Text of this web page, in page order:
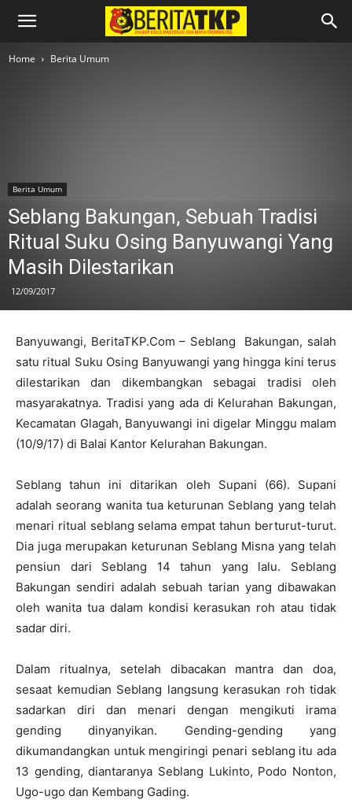
Home Berita Umum
Berita Umum
Seblang Bakungan, Sebuah Tradisi
Ritual Suku Osing Banyuwangi Yang
Masih Dilestarikan
12/09/2017
Banyuwangi, BeritaTKP.Com – Seblang Bakungan, salah
satu ritual Suku Osing Banyuwangi yang hingga kini terus
dilestarikan dan dikembangkan sebagai tradisi oleh
masyarakatnya. Tradisi yang ada di Kelurahan Bakungan,
Kecamatan Glagah, Banyuwangi ini digelar Minggu malam
(10/9/17) di Balai Kantor Kelurahan Bakungan.
Seblang tahun ini ditarikan oleh Supani (66). Supani
adalah seorang wanita tua keturunan Seblang yang telah
menari ritual seblang selama empat tahun berturut-turut.
Dia juga merupakan keturunan Seblang Misna yang telah
pensiun dari Seblang 14 tahun yang lalu. Seblang
Bakungan sendiri adalah sebuah tarian yang dibawakan
oleh wanita tua dalam kondisi kerasukan roh atau tidak
sadar diri.
Dalam ritualnya, setelah dibacakan mantra dan doa,
sesaat kemudian Seblang langsung kerasukan roh tidak
sadarkan diri dan menari dengan mengikuti irama
gending dinyanyikan. Gending-gending yang
dikumandangkan untuk mengiringi penari seblang itu ada
13 gending, diantaranya Seblang Lukinto, Podo Nonton,
Ugo-ugo dan Kembang Gading.